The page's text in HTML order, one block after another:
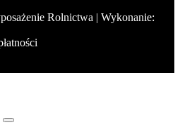
Rolnictwa | Wykonanie: